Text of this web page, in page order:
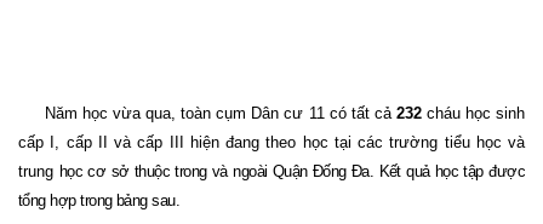
Năm học vừa qua, toàn cụm Dân cư 11 có tất cả 232cháu học sinh
cấp I, cấp II và cấp III hiện đang theo học tại các trường tiểu học và
trung học cơ sở thuộc trong và ngoài Quận Đống Đa. Kết quả học tập được
tổng hợp trong bảng sau.